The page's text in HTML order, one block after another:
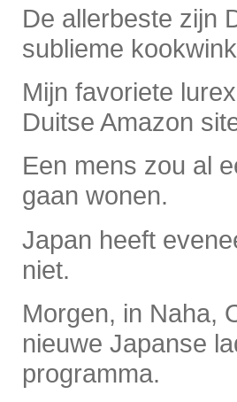
De allerbeste zijn
sublieme
Mijn favoriete
Duitse Amazon
Een mens zou al
gaan wonen.
Japan heeft
niet.
Morgen, in Naha,
nieuwe Japanse
programma.